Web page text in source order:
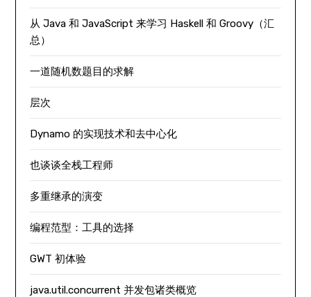
从 Java 和 JavaScript 来学习 Haskell 和 Groovy（汇
总）
一道随机数题目的求解
层次
Dynamo 的实现技术和去中心化
也谈谈全栈工程师
多重继承的演变
编程范型：工具的选择
GWT 初体验
java.util.concurrent 并发包诸类概览